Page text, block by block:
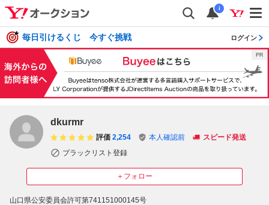
i
毎日引けるくじ 今すぐ挑戦 ログイン
dkurmr
＋フォロー
評価 2,254 本人確認前
スピード発送
ブラックリスト登録
山口県公安委員会許可第741151000145号